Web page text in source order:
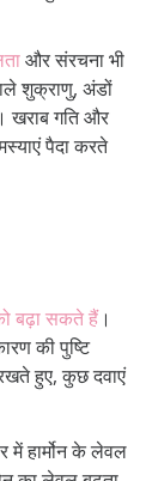
और संरचना भी
शुक्राणु, अंडों
खराब गति और
पैदा करते
बढ़ा सकते हैं।
की पुष्टि
हुए, कुछ दवाएं
में हार्मोन के लेवल